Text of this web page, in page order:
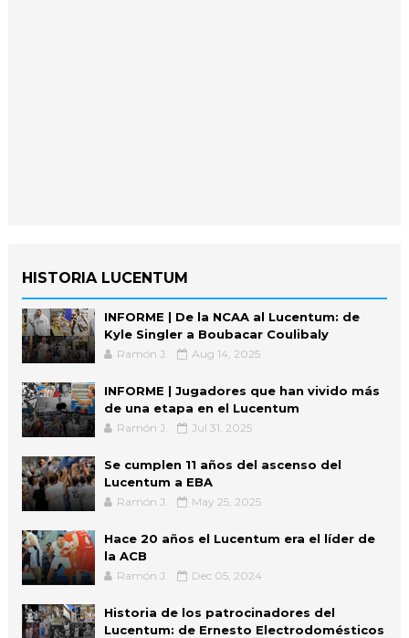
HISTORIA LUCENTUM
INFORME | De la NCAA al Lucentum: de
Kyle Singler a Boubacar Coulibaly
Ramón J. Aug 14, 2025
INFORME | Jugadores que han vivido más
de una etapa en el Lucentum
Ramón J. Jul 31, 2025
Se cumplen 11 años del ascenso del
Lucentum a EBA
Ramón J. May 25, 2025
Hace 20 años el Lucentum era el líder de
la ACB
Ramón J. Dec 05, 2024
Historia de los patrocinadores del
Lucentum: de Ernesto Electrodomésticos